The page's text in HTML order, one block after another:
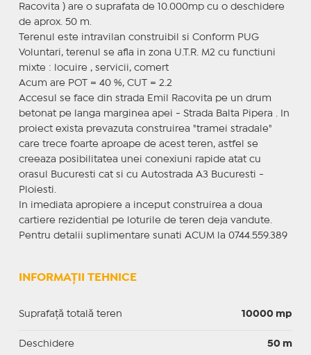
Racovita​ ) are o suprafata de 10.000mp cu o deschidere
de aprox. 50 m.
Terenul este intravilan construibil si Conform PUG
Voluntari, terenul se afla in zona U.T.R. M2 cu functiuni
mixte : locuire , servicii, comert
Acum are POT = 40 %, CUT = 2.2
Accesul se face din strada Emil Racovita pe un drum
betonat pe langa marginea apei - Strada Balta Pipera . In
proiect exista prevazuta construirea "tramei stradale"
care trece foarte aproape de acest teren, astfel se
creeaza posibilitatea unei conexiuni rapide atat cu
orasul Bucuresti cat si cu Autostrada A3 Bucuresti -
Ploiesti.
In imediata apropiere a inceput construirea a doua
cartiere rezidential pe loturile de teren deja vandute.
Pentru detalii suplimentare sunati ACUM la 0744.559.389
INFORMAȚII TEHNICE
Suprafață totală teren 10000 mp
Deschidere 50 m